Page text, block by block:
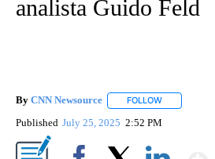
analista Guido Feld
By CNN Newsource FOLLOW
Published July 25, 2025 2:52 PM